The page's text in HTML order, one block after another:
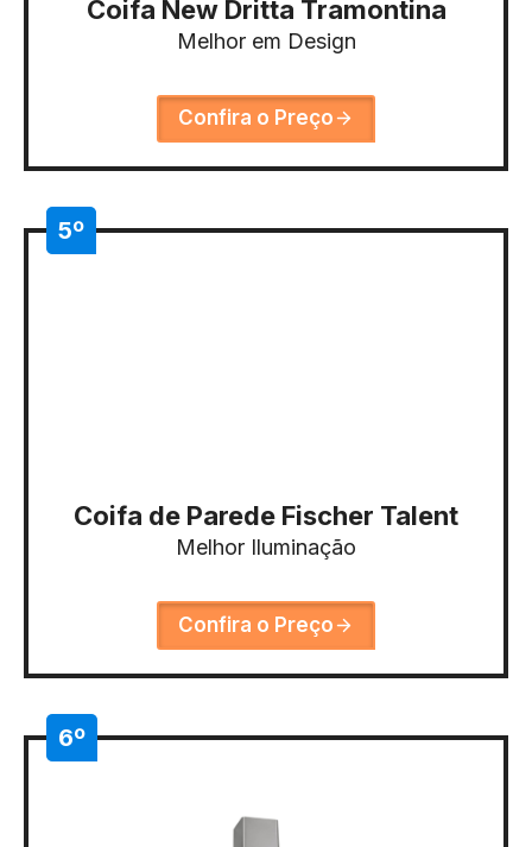
Coifa New Dritta Tramontina
Melhor em Design
Confira o Preço
5º
Coifa de Parede Fischer Talent
Melhor Iluminação
Confira o Preço
6º